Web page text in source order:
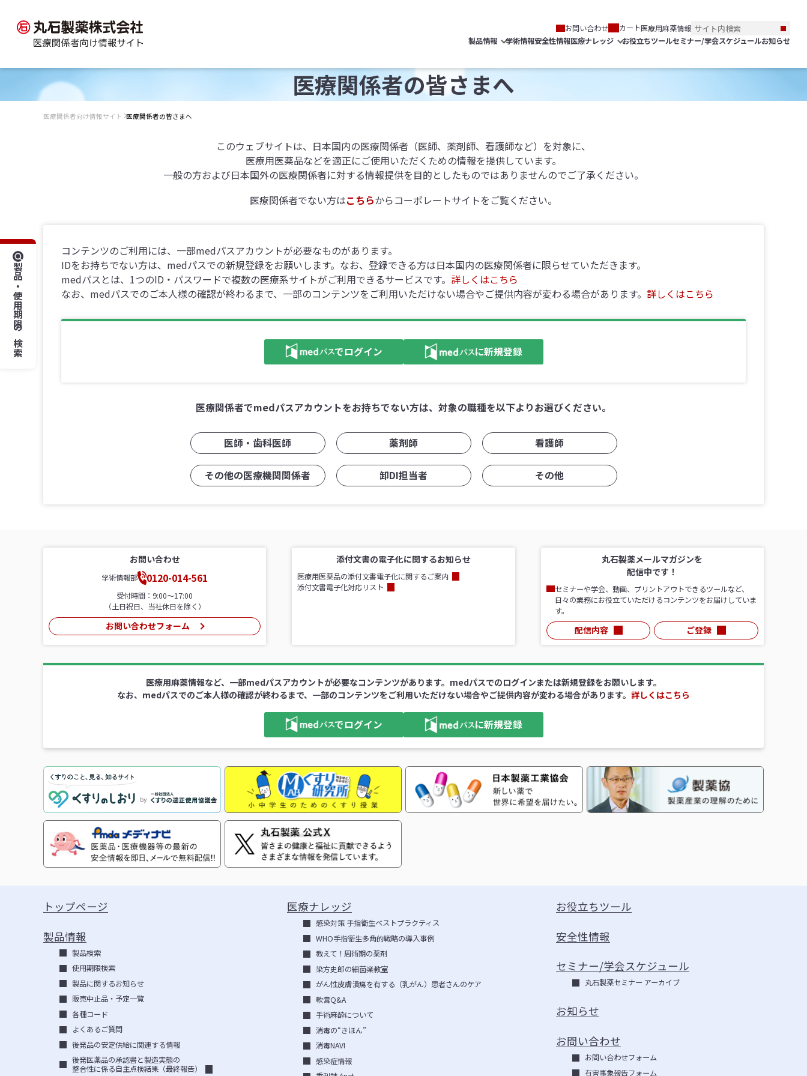
お問い合わせ カート医療用麻薬情報
製品情報
学術情報安全性情報医療ナレッジ お役立ちツールセミナー/学会スケジュールお知らせ
製品・使用期限
の
検索
医療関係者の皆さまへ
医療関係者向け情報サイト 医療関係者の皆さまへ
このウェブサイトは、日本国内の医療関係者（医師、薬剤師、看護師など）を対象に、
医療用医薬品などを適正にご使用いただくための情報を提供しています。
一般の方および日本国外の医療関係者に対する情報提供を目的としたものではありませんのでご了承ください。
医療関係者でない方はこちらからコーポレートサイトをご覧ください。
コンテンツのご利用には、一部medパスアカウントが必要なものがあります。
IDをお持ちでない方は、medパスでの新規登録をお願いします。なお、登録できる方は日本国内の医療関係者に限らせていただきます。
medパスとは、1つのID・パスワードで複数の医療系サイトがご利用できるサービスです。 詳しくはこちら
なお、medパスでのご本人様の確認が終わるまで、一部のコンテンツをご利用いただけない場合やご提供内容が変わる場合があります。 詳しくはこちら
でログイン に新規登録
医療関係者でmedパスアカウントをお持ちでない方は、対象の職種を以下よりお選びください。
医師・歯科医師 薬剤師 看護師
その他の医療機関関係者 卸DI担当者 その他
お問い合わせ
学術情報部 0120-014-561
受付時間：9:00〜17:00
（土日祝日、当社休日を除く）
お問い合わせフォーム
添付文書の電子化に関するお知らせ
医療用医薬品の添付文書電子化に関するご案内
添付文書電子化対応リスト
丸石製薬メールマガジンを
配信中です！
セミナーや学会、動画、プリントアウトできるツールなど、
日々の業務にお役立ていただけるコンテンツをお届けしていま
す。
配信内容 ご登録
医療用麻薬情報など、一部medパスアカウントが必要なコンテンツがあります。medパスでのログインまたは新規登録をお願いします。
なお、medパスでのご本人様の確認が終わるまで、一部のコンテンツをご利用いただけない場合やご提供内容が変わる場合があります。 詳しくはこちら
でログイン に新規登録
トップページ
製品情報
製品検索
使用期限検索
製品に関するお知らせ
販売中止品・予定一覧
各種コード
よくあるご質問
後発品の安定供給に関連する情報
後発医薬品の承認書と製造実態の
整合性に係る自主点検結果（最終報告）
医療ナレッジ
感染対策 手指衛生ベストプラクティス
WHO手指衛生多角的戦略の導入事例
教えて！周術期の薬剤
染方史郎の細菌楽教室
がん性皮膚潰瘍を有する（乳がん）患者さんのケア
軟膏Q&A
手術麻酔について
消毒の“きほん”
消毒NAVI
感染症情報
お役立ちツール
安全性情報
セミナー/学会スケジュール
丸石製薬セミナー アーカイブ
お知らせ
お問い合わせ
お問い合わせフォーム
有害事象報告フォーム